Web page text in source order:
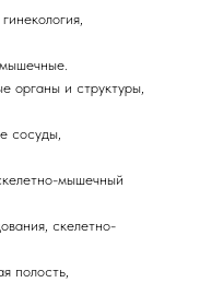
органы и структуры,
сосуды,
мышечный
скелетно-
полость,